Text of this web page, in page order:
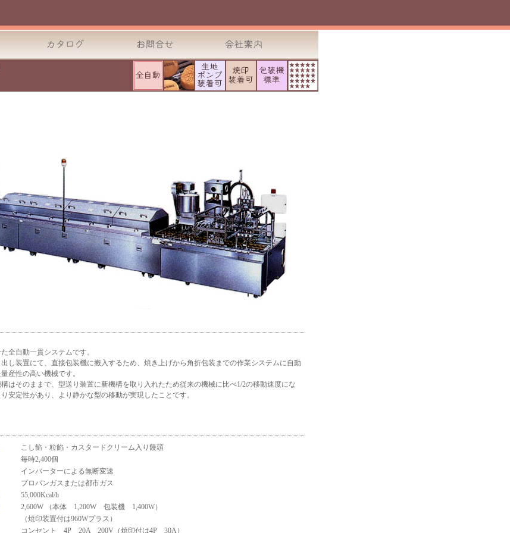
全自動一貫システムです。
し装置にて、直接包装機に搬入するため、焼き上げから角折包装までの作業システムに自動
産性の高い機械です。
はそのままで、型送り装置に新機構を取り入れたため従来の機械に比べ1/2の移動速度にな
安定性があり、より静かな型の移動が実現したことです。
こし餡・粒餡・カスタードクリーム入り饅頭
毎時2,400個
インバーターによる無断変速
プロパンガスまたは都市ガス
55,000Kcal/h
2,600W （本体 1,200W 包装機 1,400W）
（焼印装置付は960Wプラス）
コンセント 4P 20A 200V（焼印付は4P 30A）